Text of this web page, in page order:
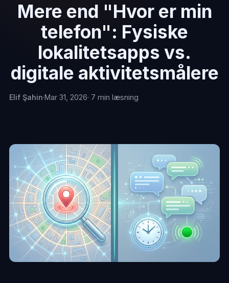
Mere end "Hvor er min
telefon": Fysiske
lokalitetsapps vs.
digitale aktivitetsmålere
Elif Şahin·Mar 31, 2026· 7 min læsning